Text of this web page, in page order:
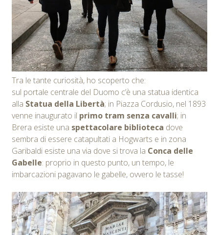
Tra le tante curiosità, ho scoperto che:
sul portale centrale del Duomo c’è una statua identica
alla Statua della Libertà; in Piazza Cordusio, nel 1893
venne inaugurato il primo tram senza cavalli; in
Brera esiste una spettacolare biblioteca dove
sembra di essere catapultati a Hogwarts e in zona
Garibaldi esiste una via dove si trova la Conca delle
Gabelle: proprio in questo punto, un tempo, le
imbarcazioni pagavano le gabelle, ovvero le tasse!